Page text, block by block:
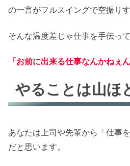
の一言がフルスイングで空振りす
そんな温度差じゃ仕事を手伝っ
「お前に出来る仕事なんかねぇん
やることは山ほ
あなたは上司や先輩から「仕事
だと思います。